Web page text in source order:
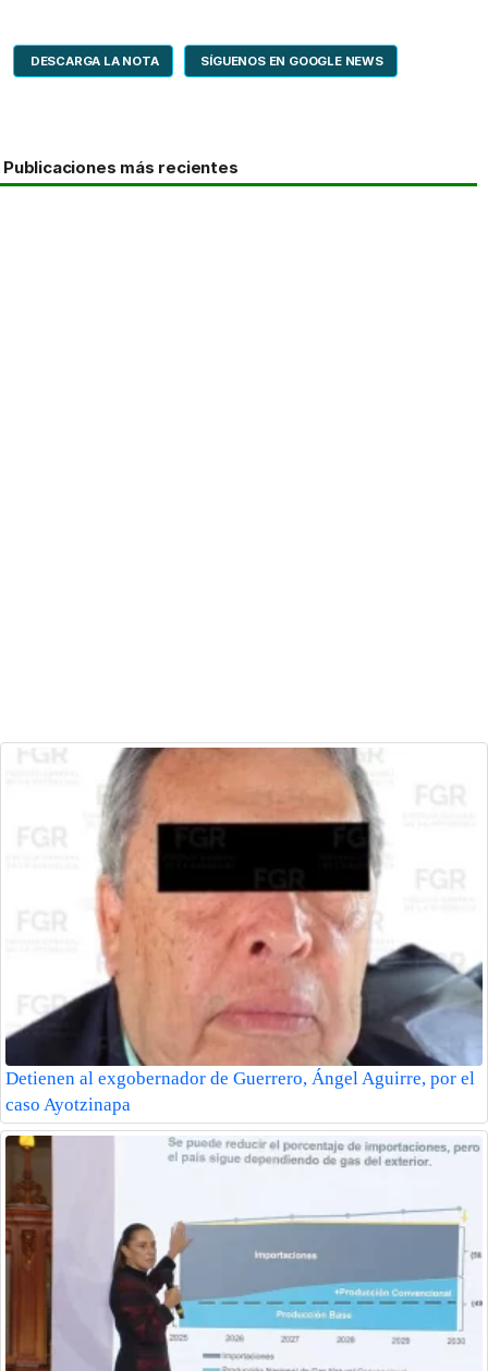
DESCARGA LA NOTA SÍGUENOS EN GOOGLE NEWS
Publicaciones más recientes
Detienen al exgobernador de Guerrero, Ángel Aguirre, por el
caso Ayotzinapa